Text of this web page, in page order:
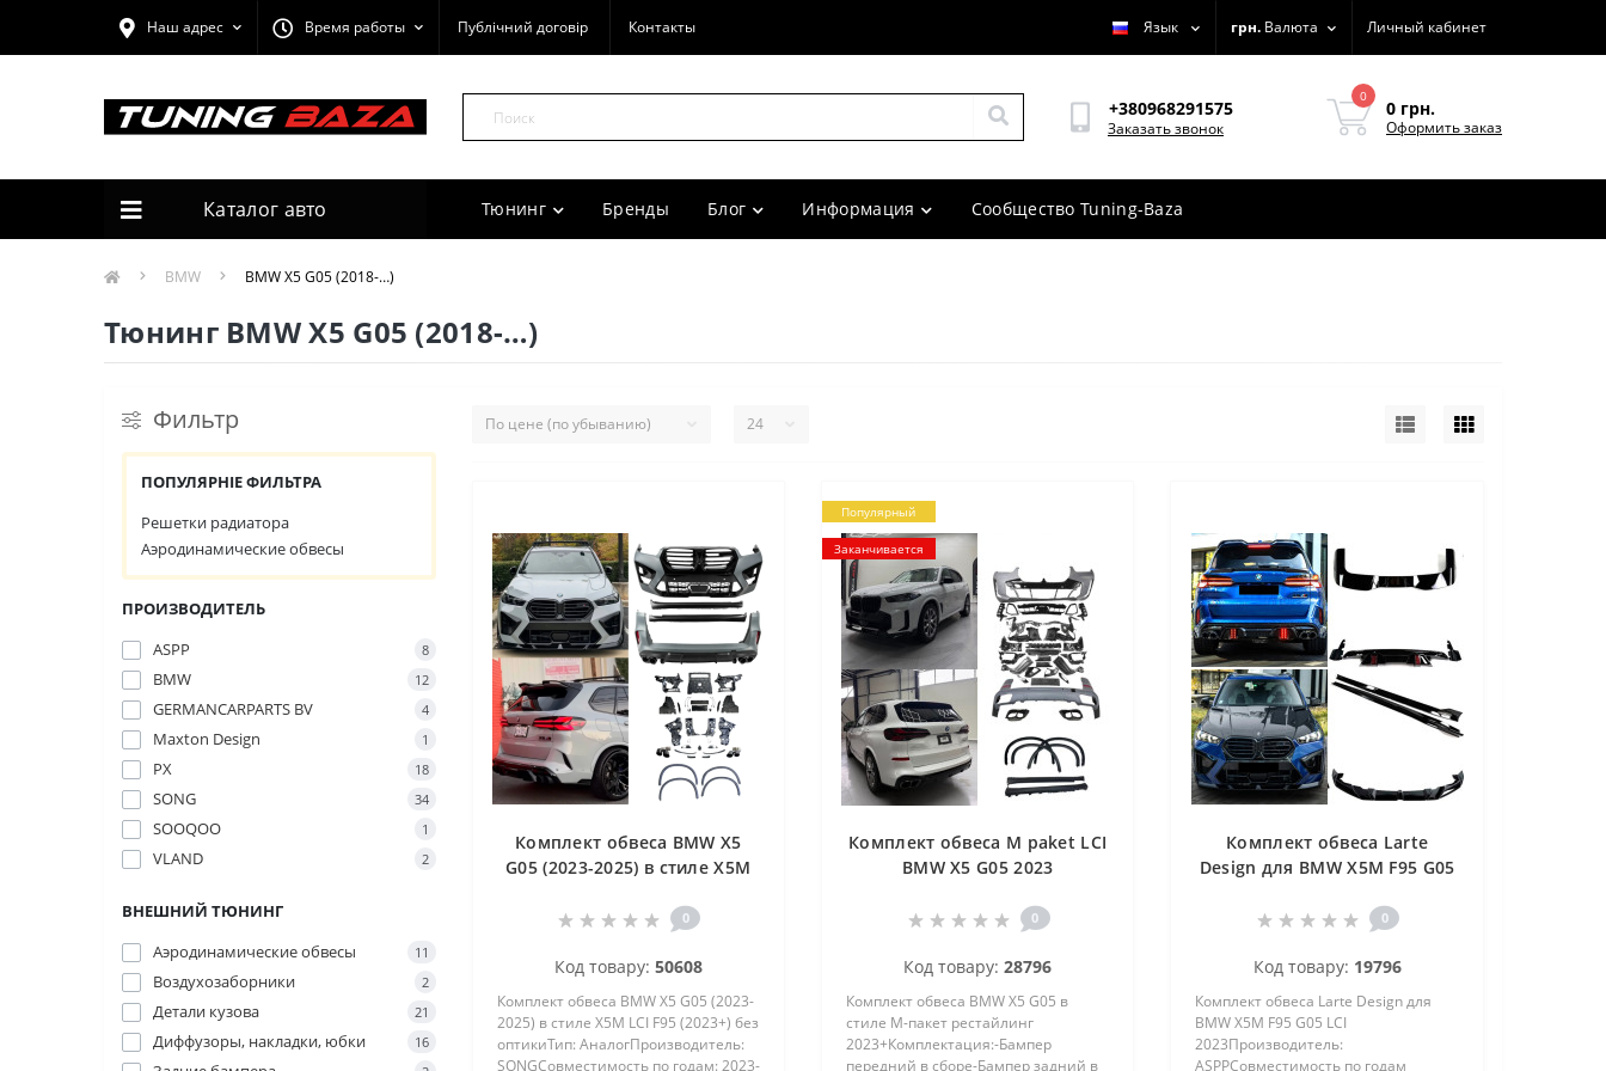
Наш адрес Время работы Публічний договір Контакты Язык грн. Валюта Личный кабинет
+380968291575
Заказать звонок
0
0 грн.
Оформить заказ
Каталог авто Тюнинг Бренды Блог Информация Сообщество Tuning-Baza
BMW BMW X5 G05 (2018-…)
Тюнинг BMW X5 G05 (2018-…)
Фильтр
ПОПУЛЯРНІЕ ФИЛЬТРА
Решетки радиатора
Аэродинамические обвесы
ПРОИЗВОДИТЕЛЬ
ASPP
8
BMW 12
GERMANCARPARTS BV 4
Maxton Design 1
PX 18
SONG 34
SOOQOO 1
VLAND 2
ВНЕШНИЙ ТЮНИНГ
Аэродинамические обвесы
11
Воздухозаборники 2
Детали кузова 21
Диффузоры, накладки, юбки 16
Комплект обвеса BMW X5
G05 (2023-2025) в стиле X5M
0
Код товару: 50608
Комплект обвеса BMW X5 G05 (2023-
2025) в стиле X5M LCI F95 (2023+) без
оптикиТип: АналогПроизводитель:
SONGСовместимость по годам: 2023-
Популярный
Заканчивается
Комплект обвеса M paket LCI
BMW X5 G05 2023
0
Код товару:28796
Комплект обвеса BMW X5 G05 в
стиле М-пакет рестайлинг
2023+Комплектация:-Бампер
передний в сборе-Бампер задний в
Комплект обвеса Larte
Design для BMW X5M F95 G05
0
Код товару: 19796
Комплект обвеса Larte Design для
BMW X5M F95 G05 LCI
2023Производитель:
ASPPСовместимость по годам